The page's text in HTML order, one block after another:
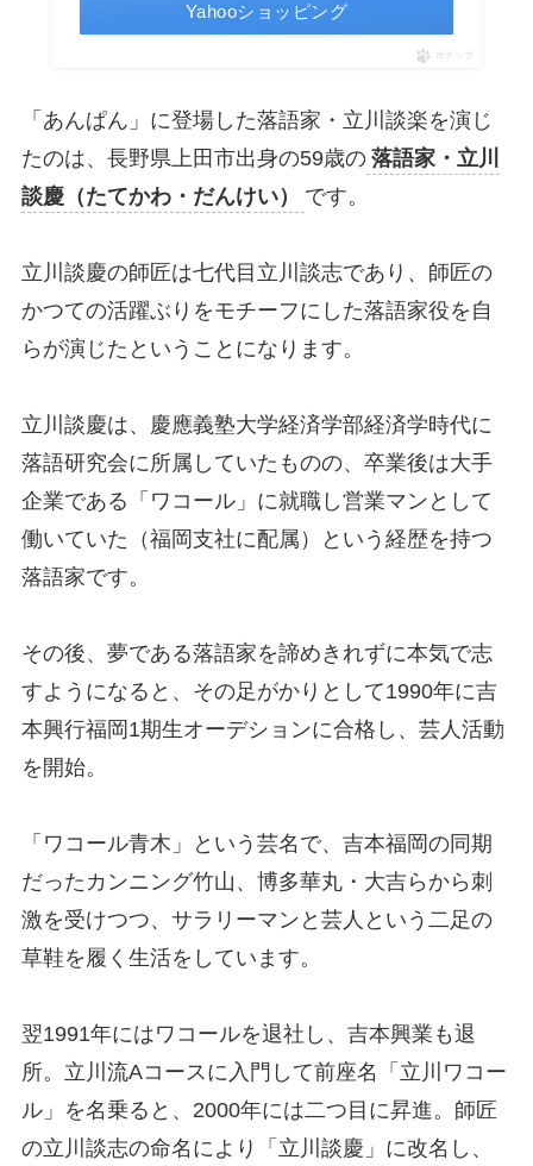
Yahooショッピング
ポチップ
「あんぱん」に登場した落語家・立川談楽を演じ
たのは、長野県上田市出身の59歳の 落語家・立川
談慶（たてかわ・だんけい）
です。
立川談慶の師匠は七代目立川談志であり、師匠の
かつての活躍ぶりをモチーフにした落語家役を自
らが演じたということになります。
立川談慶は、慶應義塾大学経済学部経済学時代に
落語研究会に所属していたものの、卒業後は大手
企業である「ワコール」に就職し営業マンとして
働いていた（福岡支社に配属）という経歴を持つ
落語家です。
その後、夢である落語家を諦めきれずに本気で志
すようになると、その足がかりとして1990年に吉
本興行福岡1期生オーデションに合格し、芸人活動
を開始。
「ワコール青木」という芸名で、吉本福岡の同期
だったカンニング竹山、博多華丸・大吉らから刺
激を受けつつ、サラリーマンと芸人という二足の
草鞋を履く生活をしています。
翌1991年にはワコールを退社し、吉本興業も退
所。立川流Aコースに入門して前座名「立川ワコー
ル」を名乗ると、2000年には二つ目に昇進。師匠
の立川談志の命名により「立川談慶」に改名し、